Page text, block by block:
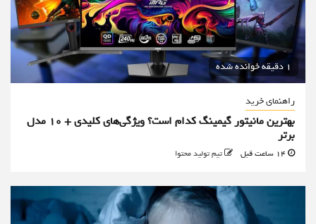
1 دقیقه خوانده شده
راهنمای خرید
بهترین مانیتور گیمینگ کدام است؟ ویژگی‌های کلیدی + 10 مدل
برتر
تیم تولید محتوا